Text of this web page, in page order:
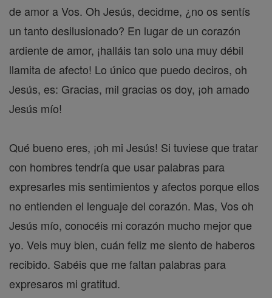
de amor a Vos. Oh Jesús, decidme, ¿no os sentís
un tanto desilusionado? En lugar de un corazón
ardiente de amor, ¡halláis tan solo una muy débil
llamita de afecto! Lo único que puedo deciros, oh
Jesús, es: Gracias, mil gracias os doy, ¡oh amado
Jesús mío!
Qué bueno eres, ¡oh mi Jesús! Si tuviese que tratar
con hombres tendría que usar palabras para
expresarles mis sentimientos y afectos porque ellos
no entienden el lenguaje del corazón. Mas, Vos oh
Jesús mío, conocéis mi corazón mucho mejor que
yo. Veis muy bien, cuán feliz me siento de haberos
recibido. Sabéis que me faltan palabras para
expresaros mi gratitud.